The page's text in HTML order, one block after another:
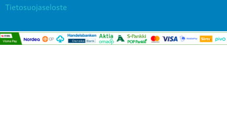
Tietosuojaseloste